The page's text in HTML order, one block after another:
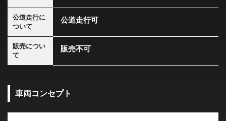
公道走行に
ついて
公道走行可
販売につい
て
販売不可
車両コンセプト